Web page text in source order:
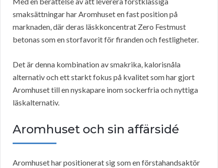
smaksättningar har Aromhuset en fast position på
marknaden, där deras läskkoncentrat Zero Festmust
betonas som en storfavorit för firanden och festligheter.
Det är denna kombination av smakrika, kalorisnåla
alternativ och ett starkt fokus på kvalitet som har gjort
Aromhuset till en nyskapare inom sockerfria och nyttiga
läskalternativ.
Aromhuset och sin affärsidé
Aromhuset har positionerat sig som en förstahandsaktör